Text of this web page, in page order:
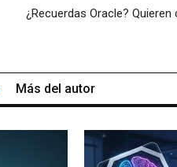
¿Recuerdas Oracle?
Más del autor